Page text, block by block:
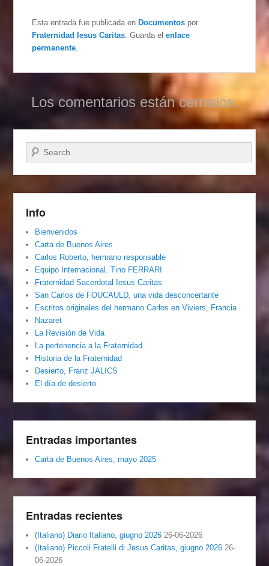
Esta entrada fue publicada en Documentos por
Fraternidad Iesus Caritas. Guarda elenlace
permanente.
Los comentarios están cerrados.
Buscar
Info
Bienvenidos
Carta de Buenos Aires
Carlos Roberto, hermano responsable
Equipo Internacional. Tino FERRARI
Fraternidad Sacerdotal Iesus Caritas
San Carlos de FOUCAULD, una vida desconcertante
Escritos originales del hermano Carlos en Viviers, Francia
Nazaret
La Revisión de Vida
La pertenencia a la Fraternidad
Historia de la Fraternidad
Desierto, Franz JALICS
El día de desierto
Entradas importantes
Carta de Buenos Aires, mayo 2025
Entradas recientes
(Italiano) Diario Italiano, giugno 2026 26-06-2026
(Italiano) Piccoli Fratelli di Jesus Caritas, giugno 2026 26-
06-2026